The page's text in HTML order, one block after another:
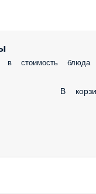
в стоимость блюда
В